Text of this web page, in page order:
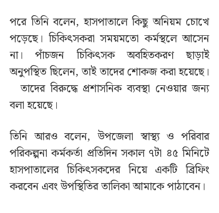
পরে তিনি বলেন, হাসপাতালে কিছু অনিয়ম চোখে
পড়েছে। চিকিৎসকরা সময়মতো কর্মস্থলে আসেন
না। পাঁচজন চিকিৎসক অবহিতকরণ ছাড়াই
অনুপস্থিত ছিলেন, তাই তাদের শোকজ করা হয়েছে।
তাদের বিরুদ্ধে প্রশাসনিক ব্যবস্থা নেওয়ার জন্য
বলা হয়েছে।
তিনি আরও বলেন, উপজেলা স্বাস্থ্য ও পরিবার
পরিকল্পনা কর্মকর্তা প্রতিদিন সকাল ৭টা ৪৫ মিনিটে
হাসপাতালের চিকিৎসকদের নিয়ে একটি ব্রিফিং
করবেন এবং উপস্থিতির তালিকা আমাকে পাঠাবেন।